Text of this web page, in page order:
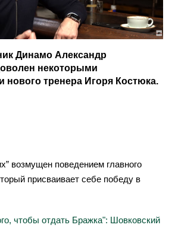
Динамо Александр
некоторыми
нового тренера Игоря Костюка.
возмущен поведением главного
присваивает себе победу в
чтобы отдать Бражка": Шовковский